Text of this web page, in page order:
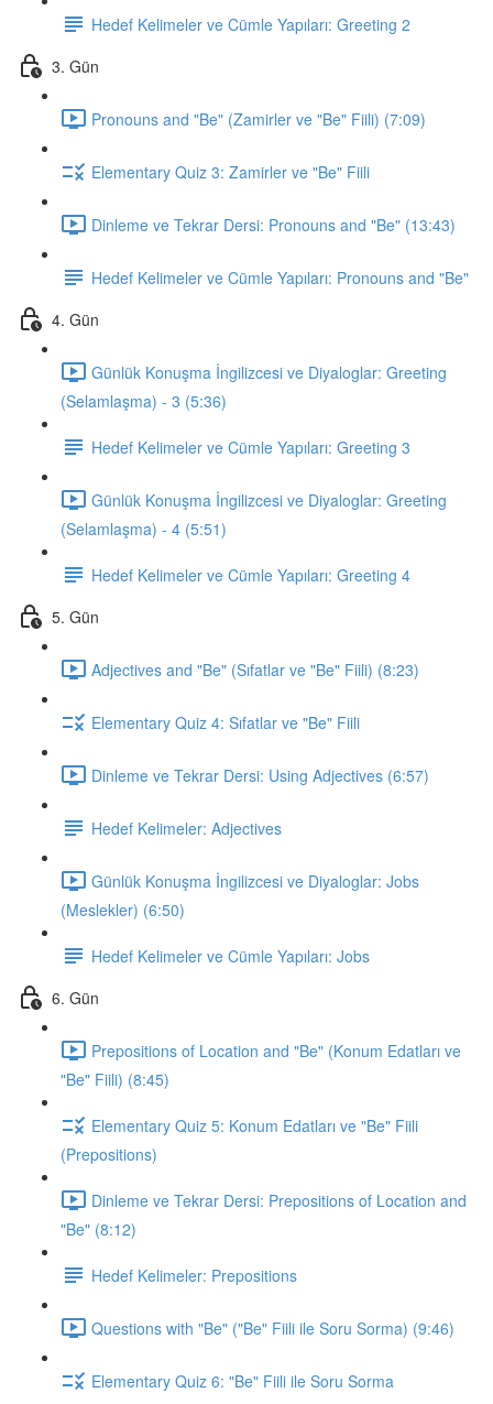
Hedef Kelimeler ve Cümle Yapıları: Greeting 2
3. Gün
Pronouns and "Be" (Zamirler ve "Be" Fiili) (7:09)
Elementary Quiz 3: Zamirler ve "Be" Fiili
Dinleme ve Tekrar Dersi: Pronouns and "Be" (13:43)
Hedef Kelimeler ve Cümle Yapıları: Pronouns and "Be"
4. Gün
Günlük Konuşma İngilizcesi ve Diyaloglar: Greeting
(Selamlaşma) - 3 (5:36)
Hedef Kelimeler ve Cümle Yapıları: Greeting 3
Günlük Konuşma İngilizcesi ve Diyaloglar: Greeting
(Selamlaşma) - 4 (5:51)
Hedef Kelimeler ve Cümle Yapıları: Greeting 4
5. Gün
Adjectives and "Be" (Sıfatlar ve "Be" Fiili) (8:23)
Elementary Quiz 4: Sıfatlar ve "Be" Fiili
Dinleme ve Tekrar Dersi: Using Adjectives (6:57)
Hedef Kelimeler: Adjectives
Günlük Konuşma İngilizcesi ve Diyaloglar: Jobs
(Meslekler) (6:50)
Hedef Kelimeler ve Cümle Yapıları: Jobs
6. Gün
Prepositions of Location and "Be" (Konum Edatları ve
"Be" Fiili) (8:45)
Elementary Quiz 5: Konum Edatları ve "Be" Fiili
(Prepositions)
Dinleme ve Tekrar Dersi: Prepositions of Location and
"Be" (8:12)
Hedef Kelimeler: Prepositions
Questions with "Be" ("Be" Fiili ile Soru Sorma) (9:46)
Elementary Quiz 6: "Be" Fiili ile Soru Sorma